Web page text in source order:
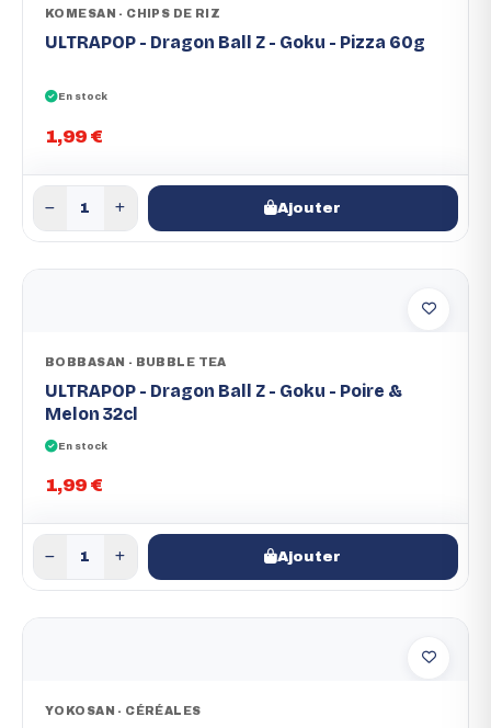
KOMESAN - CHIPS DE RIZ
ULTRAPOP - Dragon Ball Z - Goku - Pizza 60g
En stock
1,99 €
Ajouter
BOBBASAN - BUBBLE TEA
ULTRAPOP - Dragon Ball Z - Goku - Poire &
Melon 32cl
En stock
1,99 €
Ajouter
YOKOSAN - CÉRÉALES